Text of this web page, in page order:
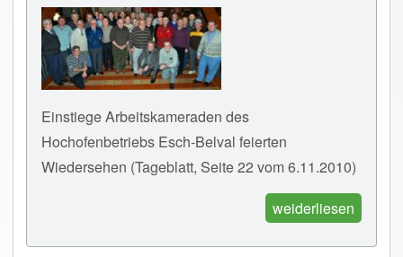
Einstiege Arbeitskameraden des
Hochofenbetriebs Esch-Belval feierten
Wiedersehen (Tageblatt, Seite 22 vom 6.11.2010)
weiderliesen